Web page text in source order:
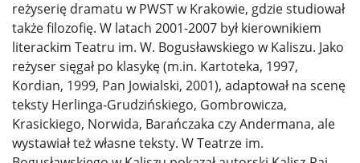
reżyserię dramatu w PWST w Krakowie, gdzie studiował
także filozofię. W latach 2001-2007 był kierownikiem
literackim Teatru im. W. Bogusławskiego w Kaliszu. Jako
reżyser sięgał po klasykę (m.in. Kartoteka, 1997,
Kordian, 1999, Pan Jowialski, 2001), adaptował na scenę
teksty Herlinga-Grudzińskiego, Gombrowicza,
Krasickiego, Norwida, Barańczaka czy Andermana, ale
wystawiał też własne teksty. W Teatrze im.